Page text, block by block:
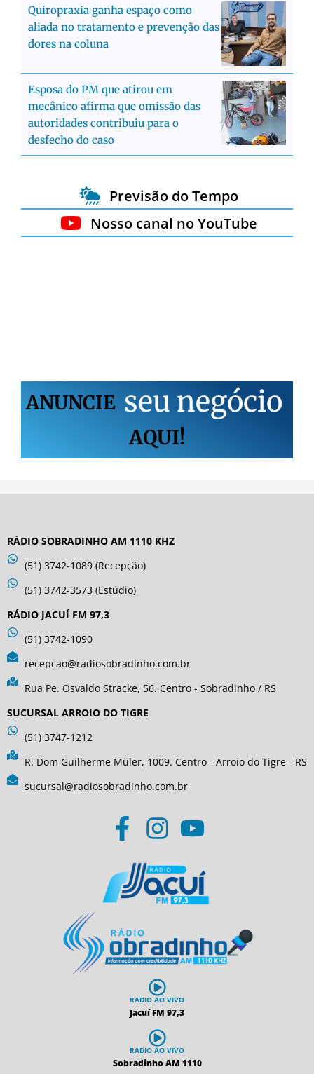
Quiropraxia ganha espaço como
aliada no tratamento e prevenção das
dores na coluna
Esposa do PM que atirou em
mecânico afirma que omissão das
autoridades contribuiu para o
desfecho do caso
Previsão do Tempo
Nosso canal no YouTube
ANUNCIE seu negócio
AQUI!
RÁDIO SOBRADINHO AM 1110 KHZ
(51) 3742-1089 (Recepção)
(51) 3742-3573 (Estúdio)
RÁDIO JACUÍ FM 97,3
(51) 3742-1090
recepcao@radiosobradinho.com.br
Rua Pe. Osvaldo Stracke, 56. Centro - Sobradinho / RS
SUCURSAL ARROIO DO TIGRE
(51) 3747-1212
R. Dom Guilherme Müler, 1009. Centro - Arroio do Tigre - RS
sucursal@radiosobradinho.com.br
RADIO AO VIVO
Jacuí FM 97,3
RADIO AO VIVO
Sobradinho AM 1110